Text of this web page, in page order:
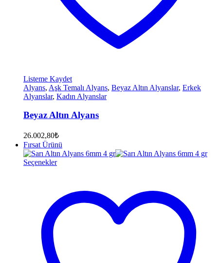
Listeme Kaydet
Alyans, Aşk Temalı Alyans, Beyaz Altın Alyanslar, Erkek
Alyanslar, Kadın Alyanslar
Beyaz Altın Alyans
26.002,80₺
Fırsat Ürünü
Seçenekler